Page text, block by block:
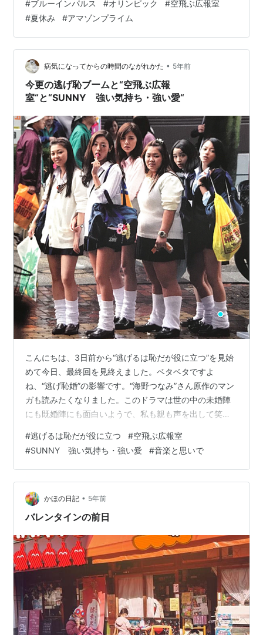
近のこときっかけは、ドラマ「空飛ぶ広報室」を見てで
す。 ブルーインパルスのニュース 最近みたドラマ「空飛
ぶ広報室」 こんなドラマ おわりに ブルーインパルスの
ニュース 東京の上空を飛ぶみたい。直前でないと詳細時
間がわからないので明日は、空を見上げるしかない
「SKY～」ブルーインパルスの飛…
#ブルーインパルス #オリンピック #空飛ぶ広報室
#夏休み #アマゾンプライム
病気になってからの時間のながれかた • 5年前
今更の逃げ恥ブームと“空飛ぶ広報
室“と“SUNNY 強い気持ち・強い愛“
こんにちは、3日前から“逃げるは恥だが役に立つ”を見始
めて今日、最終回を見終えました。ベタベタですよ
ね、“逃げ恥婚”の影響です。“海野つなみ”さん原作のマン
ガも読みたくなりました。このドラマは世の中の未婚陣
にも既婚陣にも面白いようで、私も親も声を出して笑っ
し、新垣結衣さんは“空飛ぶ広報室”でファンとなりまし
た。失礼ながらそれまではかわいい人と認識してました
がそれ以降かわいい女優さんと意識しました。 “逃げるは
恥だが役に立つ”も“空飛ぶ広報室”も胸キュンが炸裂して
ましたし、それぞれの取材歌に心をわしづかみにされま
した。特に“空飛ぶ広報室”の安室奈美…
#逃げるは恥だが役に立つ #空飛ぶ広報室
#SUNNY 強い気持ち・強い愛 #音楽と思いで
かほの日記 • 5年前
バレンタインの前日